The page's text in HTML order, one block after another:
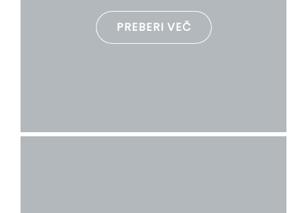
PREBERI VEČ